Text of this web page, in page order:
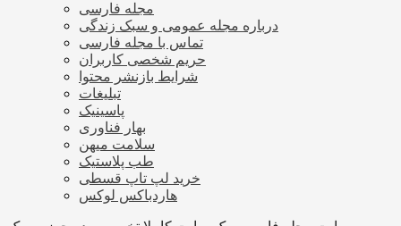
مجله فارسی
درباره مجله عمومی و سبک زندگی
تماس با مجله فارسی
حریم شخصی کاربران
شرایط بازنشر محتوا
تبلیغات
پاسینیک
بهار فناوری
سلامت میهن
طب پلاستیک
خرید لپ تاپ قسطی
هاردباکس لوکس